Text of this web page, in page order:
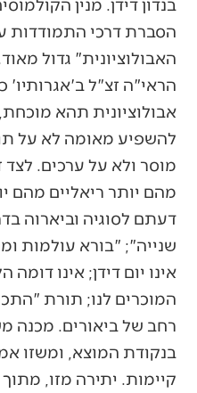
הסברת דרכי
האבולוציונית" גדול
הראי"ה זצ"ל ב'אגרותיו'
אבולוציונית תהא מוכחת,
להשפיע מאומה לא על
מוסר ולא על ערכים. לצד
מהם יותר ריאליים מהם
דעתם לסוגיה וביארוה
שנייה"; "בורא עולמות
אינו יום דידן; אינו דומה
המוכרים לנו; תורת
רחב של ביאורים. מכנה
בנקודת המוצא, ומשזו
קיימות. יתירה מזו,